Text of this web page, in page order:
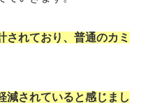
されており、普通のカミ
減されていると感じまし